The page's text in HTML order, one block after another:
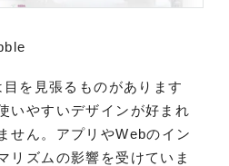
を見張るものがあります
いやすいデザインが好まれ
せん。アプリやWebのイン
リズムの影響を受けていま